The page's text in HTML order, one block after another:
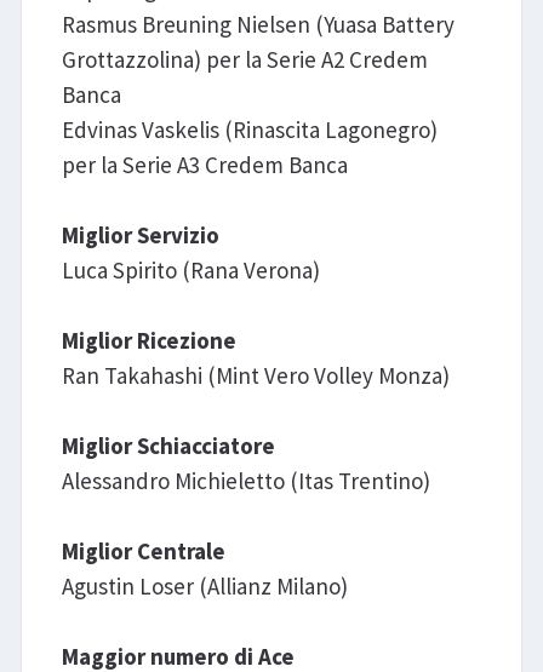
Rasmus Breuning Nielsen (Yuasa Battery
Grottazzolina) per la Serie A2 Credem
Banca
Edvinas Vaskelis (Rinascita Lagonegro)
per la Serie A3 Credem Banca
Miglior Servizio
Luca Spirito (Rana Verona)
Miglior Ricezione
Ran Takahashi (Mint Vero Volley Monza)
Miglior Schiacciatore
Alessandro Michieletto (Itas Trentino)
Miglior Centrale
Agustin Loser (Allianz Milano)
Maggior numero di Ace